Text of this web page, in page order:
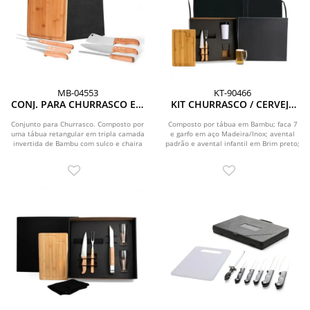
MB-04553
CONJ. PARA CHURRASCO EM
TEXAS - 7 PÇS
Conjunto para Churrasco. Composto por
uma tábua retangular em tripla camada
invertida de Bambu com sulco e chaira
KT-90466
KIT CHURRASCO / CERVEJA
INOX - 7 PÇS
Composto por tábua em Bambu; faca 7
e garfo em aço Madeira/Inox; avental
padrão e avental infantil em Brim preto;